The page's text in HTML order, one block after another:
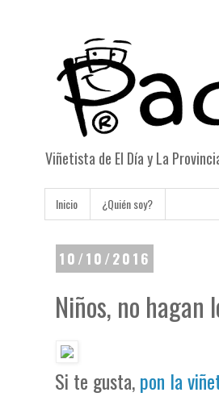
Viñetista de El Día y La
Inicio ¿Quién soy?
10/10/2016
Niños, no hagan
Si te gusta,pon la